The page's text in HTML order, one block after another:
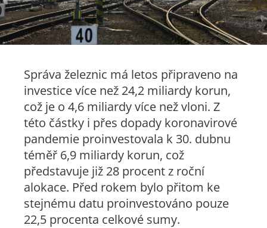
Správa železnic má letos připraveno na
investice více než 24,2 miliardy korun,
což je o 4,6 miliardy více než vloni. Z
této částky i přes dopady koronavirové
pandemie proinvestovala k 30. dubnu
téměř 6,9 miliardy korun, což
představuje již 28 procent z roční
alokace. Před rokem bylo přitom ke
stejnému datu proinvestováno pouze
22,5 procenta celkové sumy.